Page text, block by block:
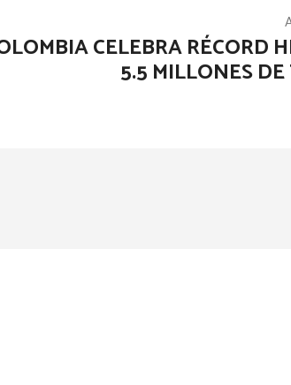
CELEBRA RÉCORD
5.5 MILLONES